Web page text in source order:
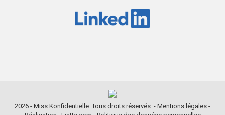
2026 - Miss Konfidentielle. Tous droits réservés. - Mentions légales -